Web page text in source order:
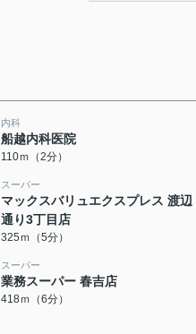
内科
船越内科医院
110ｍ（2分）
スーパー
マックスバリュエクスプレス 渡辺
通り3丁目店
325ｍ（5分）
スーパー
業務スーパー 春吉店
418ｍ（6分）